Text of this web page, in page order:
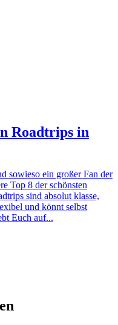
Roadtrips in
sowieso ein großer Fan der
Top 8 der schönsten
sind absolut klasse,
und könnt selbst
Euch auf...